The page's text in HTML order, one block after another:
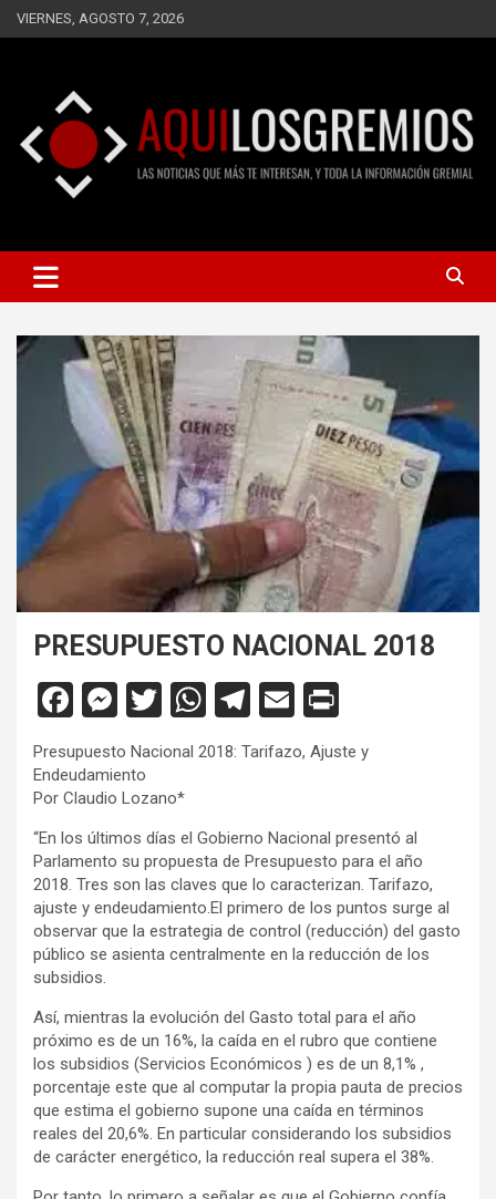
Saltar
al
VIERNES, AGOSTO 7, 2026
AQUÍ LOS GREMIOS
INFORMACIÓN GREMIAL
PRESUPUESTO NACIONAL 2018
F
ce
b
o
o
k
M
es
se
n
g
er
T
wi
tt
er
W
h
at
A
p
p
T
el
e
a
m
E
m
ail
in
tF
e
n
dl
y
Presupuesto Nacional 2018: Tarifazo, Ajuste y
Endeudamiento
Por Claudio Lozano*
“En los últimos días el Gobierno Nacional presentó al
Parlamento su propuesta de Presupuesto para el año
2018. Tres son las claves que lo caracterizan. Tarifazo,
ajuste y endeudamiento.El primero de los puntos surge al
observar que la estrategia de control (reducción) del gasto
público se asienta centralmente en la reducción de los
subsidios.
Así, mientras la evolución del Gasto total para el año
próximo es de un 16%, la caída en el rubro que contiene
los subsidios (Servicios Económicos ) es de un 8,1% ,
porcentaje este que al computar la propia pauta de precios
que estima el gobierno supone una caída en términos
reales del 20,6%. En particular considerando los subsidios
de carácter energético, la reducción real supera el 38%.